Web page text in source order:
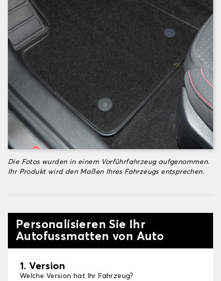
Die Fotos wurden in einem Vorführfahrzeug aufgenommen.
Ihr Produkt wird den Maßen Ihres Fahrzeugs entsprechen.
Personalisieren Sie Ihr
Autofussmatten von Auto
1. Version
Welche Version hat Ihr Fahrzeug?